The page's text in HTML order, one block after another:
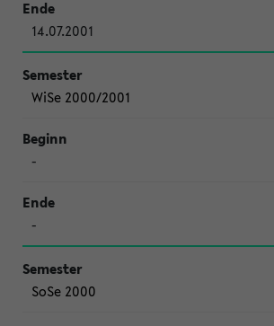
14.07.2001
WiSe 2000/2001
-
-
SoSe 2000